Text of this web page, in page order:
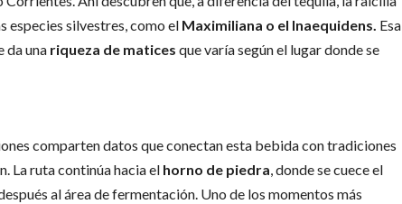
especies silvestres, como el Maximiliana o el Inaequidens. Esa
da una riqueza de matices que varía según el lugar donde se
comparten datos que conectan esta bebida con tradiciones
La ruta continúa hacia el horno de piedra, donde se cuece el
al área de fermentación. Uno de los momentos más